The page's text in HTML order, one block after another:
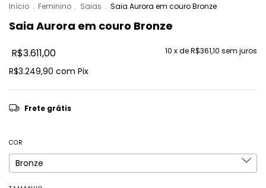
Início . Feminino . Saias . Saia Aurora em couro Bronze
Saia Aurora em couro Bronze
R$3.611,00 10 x deR$361,10 sem juros
R$3.249,90 com Pix
Frete grátis
COR